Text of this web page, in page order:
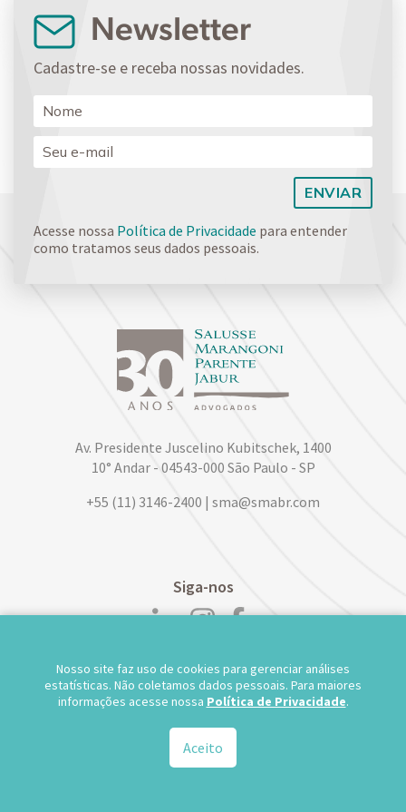
Newsletter
Cadastre-se e receba nossas novidades.
Acesse nossa Política de Privacidade para entender
como tratamos seus dados pessoais.
Av. Presidente Juscelino Kubitschek, 1400
10° Andar - 04543-000 São Paulo - SP
+55 (11) 3146-2400 | sma@smabr.com
Siga-nos
POLÍTICA DE PRIVACIDADE DE DADOS
Nosso site faz uso de cookies para gerenciar análises
estatísticas. Não coletamos dados pessoais. Para maiores
informações acesse nossa Política de Privacidade.
Aceito